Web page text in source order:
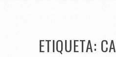
ETIQUETA: